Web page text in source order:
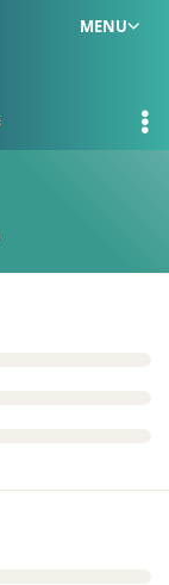
MENU